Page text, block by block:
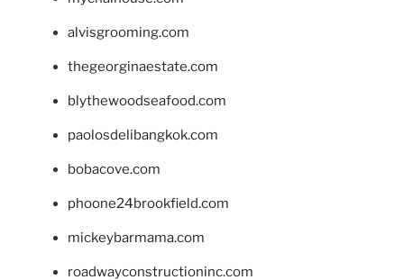
alvisgrooming.com
thegeorginaestate.com
blythewoodseafood.com
paolosdelibangkok.com
bobacove.com
phoone24brookfield.com
mickeybarmama.com
roadwayconstructioninc.com